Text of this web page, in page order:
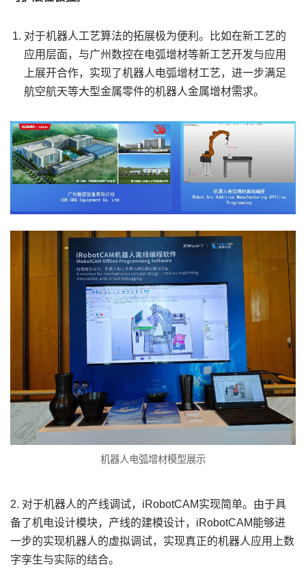
对于机器人工艺算法的拓展极为便利。比如在新工艺的
应用层面，与广州数控在电弧增材等新工艺开发与应用
上展开合作，实现了机器人电弧增材工艺，进一步满足
航空航天等大型金属零件的机器人金属增材需求。
机器人电弧增材模型展示
2. 对于机器人的产线调试，iRobotCAM实现简单。由于具
备了机电设计模块，产线的建模设计，iRobotCAM能够进
一步的实现机器人的虚拟调试，实现真正的机器人应用上数
字孪生与实际的结合。